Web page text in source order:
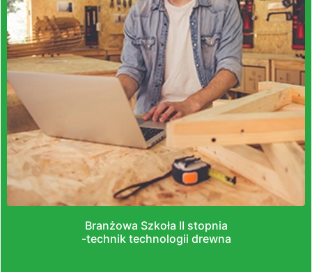
Branżowa Szkoła II stopnia
-technik technologii drewna